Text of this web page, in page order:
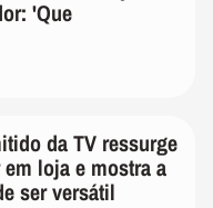
'Que
da TV ressurge
loja e mostra a
ser versátil